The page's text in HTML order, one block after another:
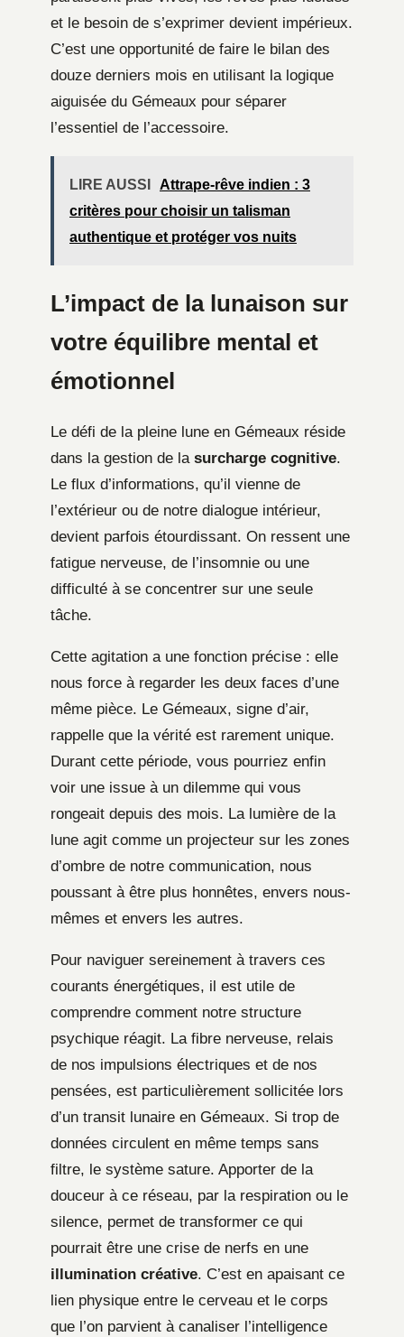
et le besoin de s’exprimer devient impérieux.
C’est une opportunité de faire le bilan des
douze derniers mois en utilisant la logique
aiguisée du Gémeaux pour séparer
l’essentiel de l’accessoire.
LIRE AUSSI
Attrape-rêve indien : 3
critères pour choisir un talisman
authentique et protéger vos nuits
L’impact de la lunaison sur
votre équilibre mental et
émotionnel
Le défi de la pleine lune en Gémeaux réside
dans la gestion de la surcharge cognitive.
Le flux d’informations, qu’il vienne de
l’extérieur ou de notre dialogue intérieur,
devient parfois étourdissant. On ressent une
fatigue nerveuse, de l’insomnie ou une
difficulté à se concentrer sur une seule
tâche.
Cette agitation a une fonction précise : elle
nous force à regarder les deux faces d’une
même pièce. Le Gémeaux, signe d’air,
rappelle que la vérité est rarement unique.
Durant cette période, vous pourriez enfin
voir une issue à un dilemme qui vous
rongeait depuis des mois. La lumière de la
lune agit comme un projecteur sur les zones
d’ombre de notre communication, nous
poussant à être plus honnêtes, envers nous-
mêmes et envers les autres.
Pour naviguer sereinement à travers ces
courants énergétiques, il est utile de
comprendre comment notre structure
psychique réagit. La fibre nerveuse, relais
de nos impulsions électriques et de nos
pensées, est particulièrement sollicitée lors
d’un transit lunaire en Gémeaux. Si trop de
données circulent en même temps sans
filtre, le système sature. Apporter de la
douceur à ce réseau, par la respiration ou le
silence, permet de transformer ce qui
pourrait être une crise de nerfs en une
illumination créative. C’est en apaisant ce
lien physique entre le cerveau et le corps
que l’on parvient à canaliser l’intelligence